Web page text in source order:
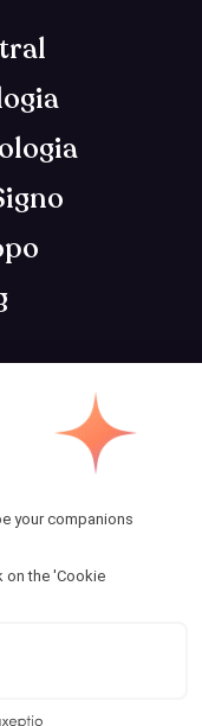
para você se
eu